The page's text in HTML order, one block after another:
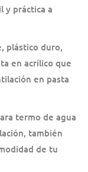
y práctica a
plástico duro,
en acrílico que
en pasta
termo de agua
también
de tu